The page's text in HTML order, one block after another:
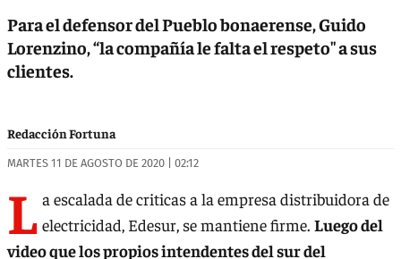
Para el defensor del Pueblo bonaerense, Guido
Lorenzino, “la compañía le falta el respeto" a sus
clientes.
Redacción Fortuna
MARTES 11 DE AGOSTO DE 2020 | 02:12
L a escalada de criticas a la empresa distribuidora de
electricidad, Edesur, se mantiene firme. Luego del
video que los propios intendentes del sur del